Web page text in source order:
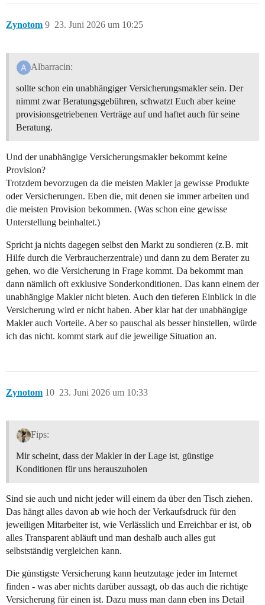
Zynotom 23. Juni 2026 um 10:25
9
Albarracin:
sollte schon ein unabhängiger Versicherungsmakler sein. Der
nimmt zwar Beratungsgebühren, schwatzt Euch aber keine
provisionsgetriebenen Verträge auf und haftet auch für seine
Beratung.
Und der unabhängige Versicherungsmakler bekommt keine
Provision?
Trotzdem bevorzugen da die meisten Makler ja gewisse Produkte
oder Versicherungen. Eben die, mit denen sie immer arbeiten und
die meisten Provision bekommen. (Was schon eine gewisse
Unterstellung beinhaltet.)
Spricht ja nichts dagegen selbst den Markt zu sondieren (z.B. mit
Hilfe durch die Verbraucherzentrale) und dann zu dem Berater zu
gehen, wo die Versicherung in Frage kommt. Da bekommt man
dann nämlich oft exklusive Sonderkonditionen. Das kann einem der
unabhängige Makler nicht bieten. Auch den tieferen Einblick in die
Versicherung wird er nicht haben. Aber klar hat der unabhängige
Makler auch Vorteile. Aber so pauschal als besser hinstellen, würde
ich das nicht. kommt stark auf die jeweilige Situation an.
Zynotom 23. Juni 2026 um 10:33
10
Fips:
Mir scheint, dass der Makler in der Lage ist, günstige
Konditionen für uns herauszuholen
Sind sie auch und nicht jeder will einem da über den Tisch ziehen.
Das hängt alles davon ab wie hoch der Verkaufsdruck für den
jeweiligen Mitarbeiter ist, wie Verlässlich und Erreichbar er ist, ob
alles Transparent abläuft und man deshalb auch alles gut
selbstständig vergleichen kann.
Die günstigste Versicherung kann heutzutage jeder im Internet
finden - was aber nichts darüber aussagt, ob das auch die richtige
Versicherung für einen ist. Dazu muss man dann eben ins Detail